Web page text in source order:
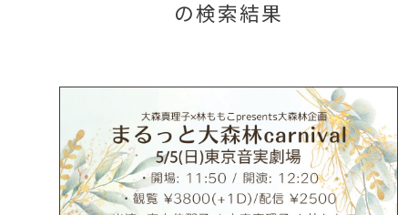
の検索結果